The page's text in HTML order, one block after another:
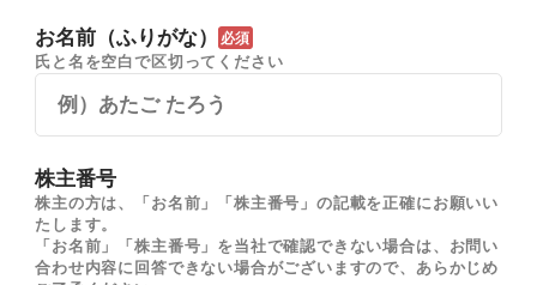
お名前（ふりがな） 必須
氏と名を空白で区切ってください
株主番号
株主の方は、「お名前」「株主番号」の記載を正確にお願いい
たします。
「お名前」「株主番号」を当社で確認できない場合は、お問い
合わせ内容に回答できない場合がございますので、あらかじめ